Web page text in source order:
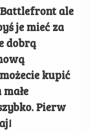
Battlefront ale
je mieć za
dobrą
kupić
Pierw